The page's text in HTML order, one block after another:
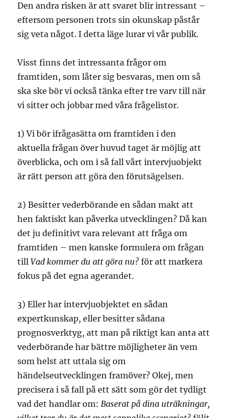
Den andra risken är att svaret blir intressant –
eftersom personen trots sin okunskap påstår
sig veta något. I detta läge lurar vi vår publik.
Visst finns det intressanta frågor om
framtiden, som låter sig besvaras, men om så
ska ske bör vi också tänka efter tre varv till när
vi sitter och jobbar med våra frågelistor.
1) Vi bör ifrågasätta om framtiden i den
aktuella frågan över huvud taget är möjlig att
överblicka, och om i så fall vårt intervjuobjekt
är rätt person att göra den förutsägelsen.
2) Besitter vederbörande en sådan makt att
hen faktiskt kan påverka utvecklingen? Då kan
det ju definitivt vara relevant att fråga om
framtiden – men kanske formulera om frågan
tillVad kommer du att göra nu? för att markera
fokus på det egna agerandet.
3) Eller har intervjuobjektet en sådan
expertkunskap, eller besitter sådana
prognosverktyg, att man på riktigt kan anta att
vederbörande har bättre möjligheter än vem
som helst att uttala sig om
händelseutvecklingen framöver? Okej, men
precisera i så fall på ett sätt som gör det tydligt
vad det handlar om:Baserat på dina uträkningar,